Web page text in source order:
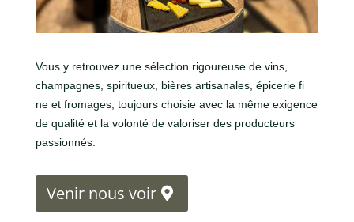
Vous y retrouvez une sélection rigoureuse de vins,
champagnes, spiritueux, bières artisanales, épicerie fi
ne et fromages, toujours choisie avec la même exigence
de qualité et la volonté de valoriser des producteurs
passionnés.
Venir nous voir